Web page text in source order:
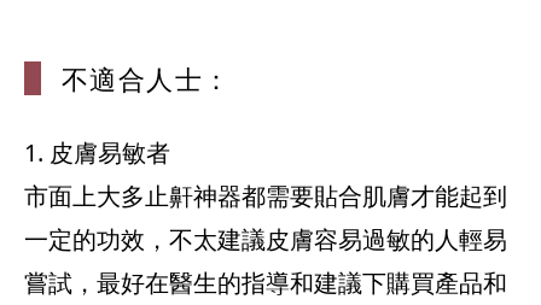
不適合人士：
1. 皮膚易敏者
市面上大多止鼾神器都需要貼合肌膚才能起到
一定的功效，不太建議皮膚容易過敏的人輕易
嘗試，最好在醫生的指導和建議下購買產品和